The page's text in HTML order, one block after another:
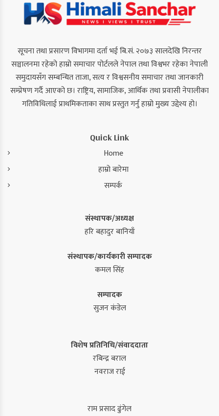
सूचना तथा प्रसारण विभागमा दर्ता भई बि.सं. २०७३ सालदेखि निरन्तर
सञ्चालनमा रहेको हाम्रो समाचार पोर्टलले नेपाल तथा विश्वभर रहेका नेपाली
समुदायसँग सम्बन्धित ताजा, सत्य र विश्वसनीय समाचार तथा जानकारी
सम्प्रेषण गर्दै आएको छ। राष्ट्रिय, सामाजिक, आर्थिक तथा प्रवासी नेपालीका
गतिविधिलाई प्राथमिकताका साथ प्रस्तुत गर्नु हाम्रो मुख्य उद्देश्य हो।
Quick Link
Home
हाम्रो बारेमा
सम्पर्क
संस्थापक/अध्यक्ष
हरि बहादुर बानियाँ
संस्थापक/कार्यकारी सम्पादक
कमल सिंह
सम्पादक
सुजन कंडेल
विशेष प्रतिनिधि/संवाददाता
रबिन्द्र बराल
नवराज राई
राम प्रसाद ढुंगेल